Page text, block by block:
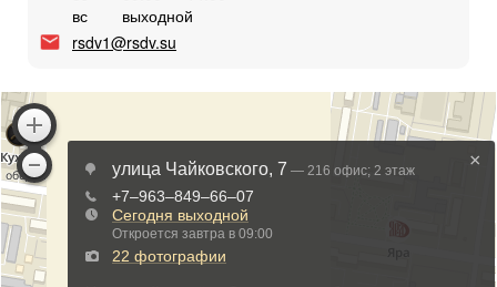
вс
выходной
rsdv1@rsdv.su